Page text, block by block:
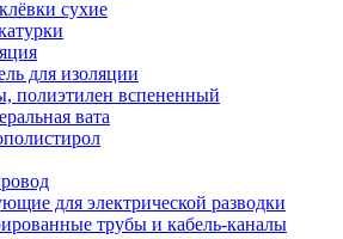
сухие
для изоляции
полиэтилен вспененный
вата
для электрической разводки
трубы и кабель-каналы